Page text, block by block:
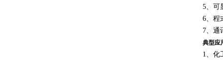
5、可
6、程
7、通
典型应
1、化